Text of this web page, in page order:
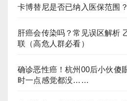
卡博替尼是否已纳入医保范围？
肝癌会传染吗？常见误区解析
联（高危人群必看）
确诊恶性癌！杭州00后小伙傻
时一点感觉都没……